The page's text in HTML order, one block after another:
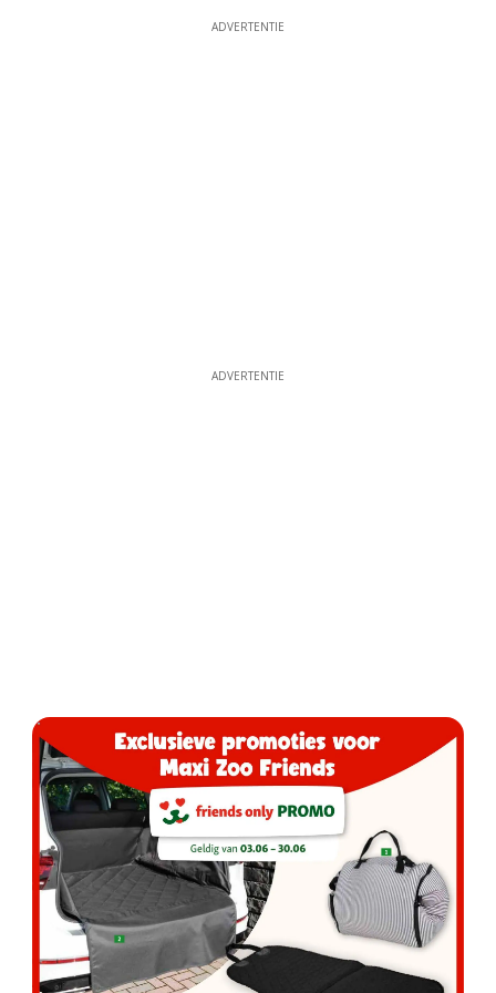
ADVERTENTIE
ADVERTENTIE